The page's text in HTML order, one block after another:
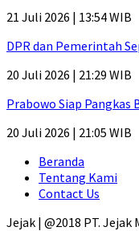
21 Juli 2026 | 13:54 WIB
DPR dan Pemerintah
20 Juli 2026 | 21:29 WIB
Prabowo Siap
20 Juli 2026 | 21:05 WIB
Beranda
Tentang Kami
Contact Us
Jejak | @2018 PT. Jejak